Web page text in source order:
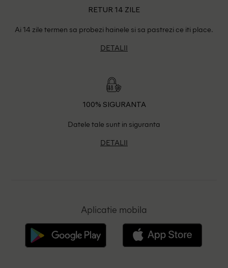
RETUR 14 ZILE
Ai 14 zile termen sa probezi hainele si sa pastrezi ce iti place.
DETALII
100% SIGURANTA
Datele tale sunt in siguranta
DETALII
Aplicatie mobila